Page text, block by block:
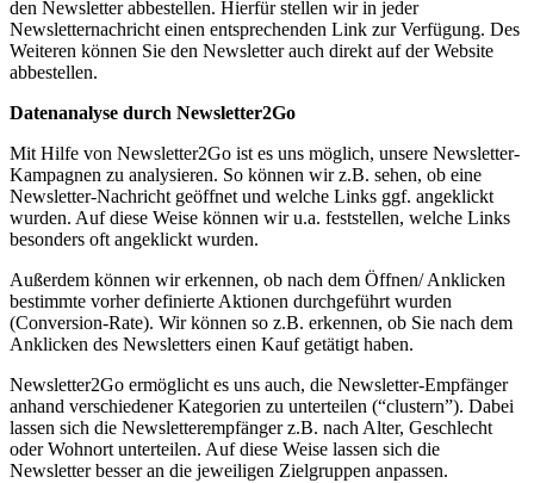
den Newsletter abbestellen. Hierfür stellen wir in jeder
Newsletternachricht einen entsprechenden Link zur Verfügung. Des
Weiteren können Sie den Newsletter auch direkt auf der Website
abbestellen.
Datenanalyse durch Newsletter2Go
Mit Hilfe von Newsletter2Go ist es uns möglich, unsere Newsletter-
Kampagnen zu analysieren. So können wir z.B. sehen, ob eine
Newsletter-Nachricht geöffnet und welche Links ggf. angeklickt
wurden. Auf diese Weise können wir u.a. feststellen, welche Links
besonders oft angeklickt wurden.
Außerdem können wir erkennen, ob nach dem Öffnen/ Anklicken
bestimmte vorher definierte Aktionen durchgeführt wurden
(Conversion-Rate). Wir können so z.B. erkennen, ob Sie nach dem
Anklicken des Newsletters einen Kauf getätigt haben.
Newsletter2Go ermöglicht es uns auch, die Newsletter-Empfänger
anhand verschiedener Kategorien zu unterteilen (“clustern”). Dabei
lassen sich die Newsletterempfänger z.B. nach Alter, Geschlecht
oder Wohnort unterteilen. Auf diese Weise lassen sich die
Newsletter besser an die jeweiligen Zielgruppen anpassen.